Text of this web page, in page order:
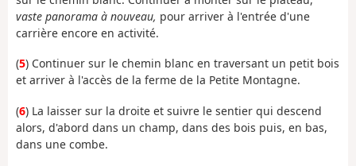
vaste panorama à nouveau, pour arriver à l'entrée d'une
carrière encore en activité.
(5) Continuer sur le chemin blanc en traversant un petit bois
et arriver à l'accès de la ferme de la Petite Montagne.
(6) La laisser sur la droite et suivre le sentier qui descend
alors, d'abord dans un champ, dans des bois puis, en bas,
dans une combe.